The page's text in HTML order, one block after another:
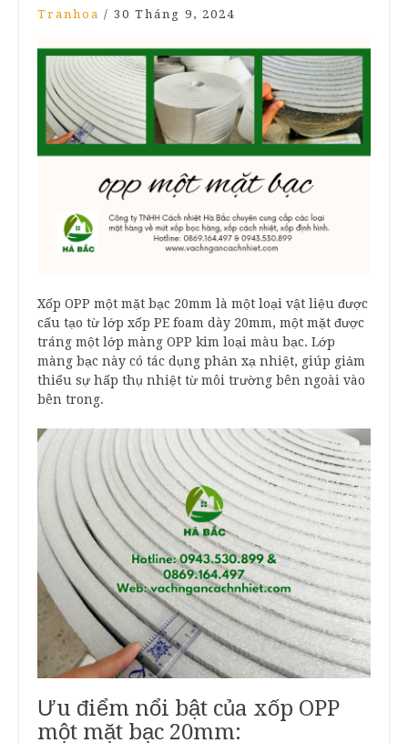
Tranhoa / 30 Tháng 9, 2024
Xốp OPP một mặt bạc 20mm là một loại vật liệu được
cấu tạo từ lớp xốp PE foam dày 20mm, một mặt được
tráng một lớp màng OPP kim loại màu bạc. Lớp
màng bạc này có tác dụng phản xạ nhiệt, giúp giảm
thiểu sự hấp thụ nhiệt từ môi trường bên ngoài vào
bên trong.
Ưu điểm nổi bật của xốp OPP
một mặt bạc 20mm: